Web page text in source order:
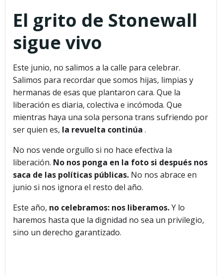
El grito de Stonewall
sigue vivo
Este junio, no salimos a la calle para celebrar.
Salimos para recordar que somos hijas, limpias y
hermanas de esas que plantaron cara. Que la
liberación es diaria, colectiva e incómoda. Que
mientras haya una sola persona trans sufriendo por
ser quien es, la revuelta continúa .
No nos vende orgullo si no hace efectiva la
liberación. No nos ponga en la foto si después nos
saca de las políticas públicas. No nos abrace en
junio si nos ignora el resto del año.
Este año, no celebramos: nos liberamos.Y lo
haremos hasta que la dignidad no sea un privilegio,
sino un derecho garantizado.